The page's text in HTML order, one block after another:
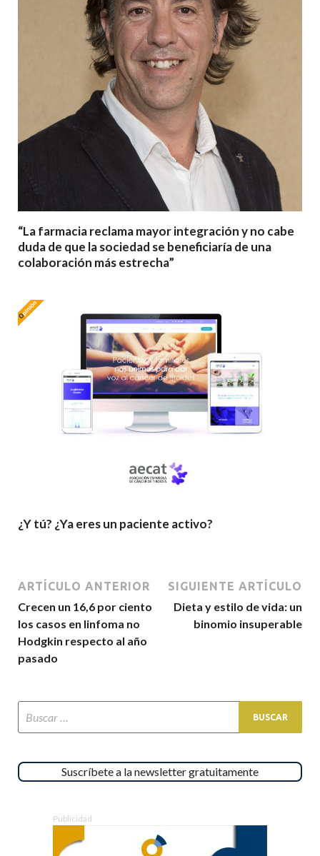
“La farmacia reclama mayor integración y no cabe
duda de que la sociedad se beneficiaría de una
colaboración más estrecha”
¿Y tú? ¿Ya eres un paciente activo?
ARTÍCULO ANTERIOR
Crecen un 16,6 por ciento
los casos en linfoma no
Hodgkin respecto al año
pasado
SIGUIENTE ARTÍCULO
Dieta y estilo de vida: un
binomio insuperable
Suscríbete a la newsletter gratuitamente
Publicidad